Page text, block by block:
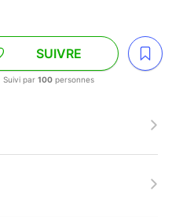
SUIVRE
Suivi par 100 personnes